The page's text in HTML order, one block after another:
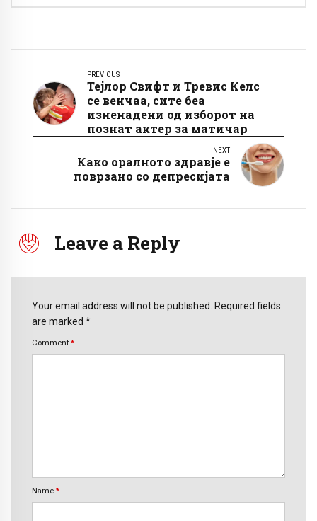
PREVIOUS
Тејлор Свифт и Тревис Келс
се венчаа, сите беа
изненадени од изборот на
познат актер за матичар
NEXT
Како оралното здравје е
поврзано со депресијата
Leave a Reply
Your email address will not be published. Required fields
are marked *
Comment *
Name *